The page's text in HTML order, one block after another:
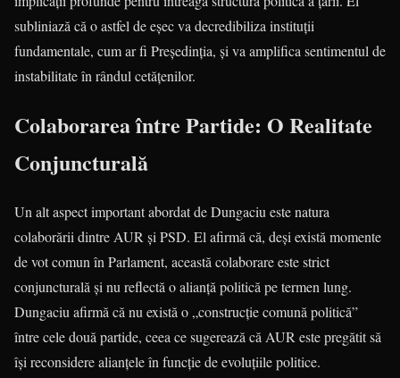
subliniază că o astfel de eșec va decredibiliza instituții
fundamentale, cum ar fi Președinția, și va amplifica sentimentul de
instabilitate în rândul cetățenilor.
Colaborarea între Partide: O Realitate
Conjuncturală
Un alt aspect important abordat de Dungaciu este natura
colaborării dintre AUR și PSD. El afirmă că, deși există momente
de vot comun în Parlament, această colaborare este strict
conjuncturală și nu reflectă o alianță politică pe termen lung.
Dungaciu afirmă că nu există o „construcție comună politică”
între cele două partide, ceea ce sugerează că AUR este pregătit să
își reconsidere alianțele în funcție de evoluțiile politice.